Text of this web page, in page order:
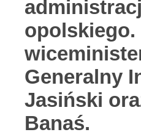
opolskiego.
Generalny
Jasiński
Banaś.